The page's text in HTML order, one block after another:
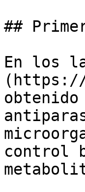
##
En los
(https://
control